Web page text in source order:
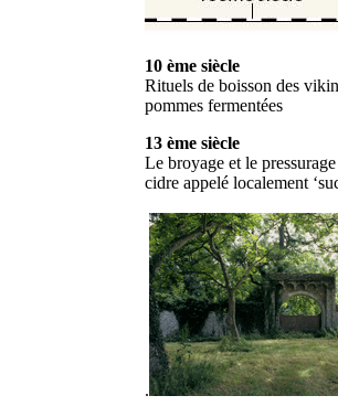
10 ème siècle
Rituels de boisson des
pommes fermentées
13 ème siècle
Le broyage et le
cidre appelé localement
.